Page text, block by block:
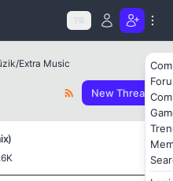
TR
/Extra Music
New Thread